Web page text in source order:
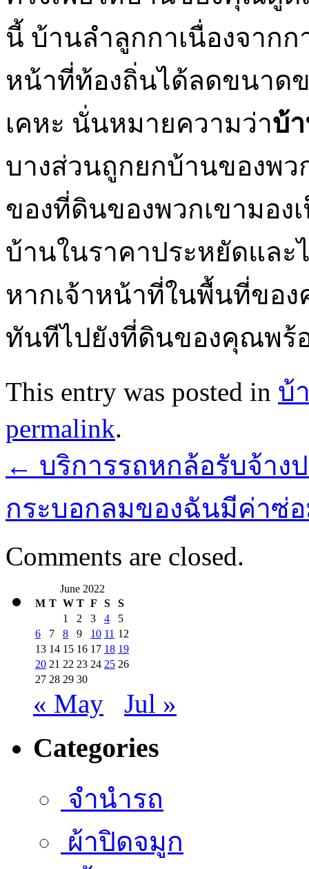
นี้ บ้านลำลูกกาเนื่องจากก
หน้าที่ท้องถิ่นได้ลดขนาด
เคหะ นั่นหมายความว่าบ้
บางส่วนถูกยกบ้านของพว
ของที่ดินของพวกเขามอง
บ้านในราคาประหยัดและ
หากเจ้าหน้าที่ในพื้นที่ขอ
ทันทีไปยังที่ดินของคุณพร้
This entry was posted in บ้
permalink.
← บริการรถหกล้อรับจ้าง
กระบอกลมของฉันมีค่าซ่
Comments are closed.
June 2022
M T W T F S
S
1
2 3 4
5
6
7 8 9 10 11 12
13 14 15 16 17 18 19
20 21 22 23 24 25 26
27 28 29 30
« May Jul »
Categories
จำนำรถ
ผ้าปิดจมูก